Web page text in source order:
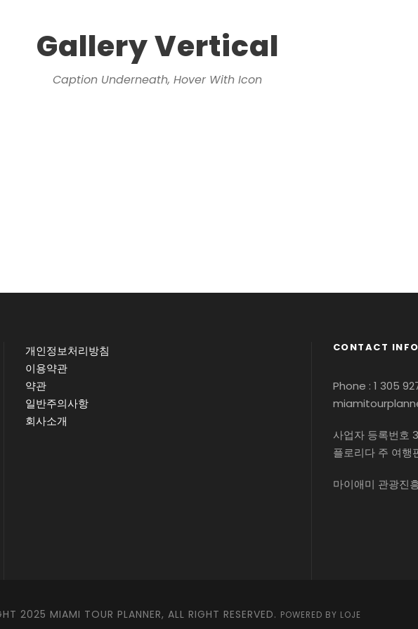
Gallery Vertical
Caption Underneath, Hover With Icon
개인정보처리방침
이용약관
약관
일반주의사항
회사소개
CONTACT INFO
Phone : 1 305
사업자 등록번호
플로리다 주 여
마이애미 관광진
2025 MIAMI TOUR PLANNER, ALL RIGHT RESERVED. POWERED BY LOJE